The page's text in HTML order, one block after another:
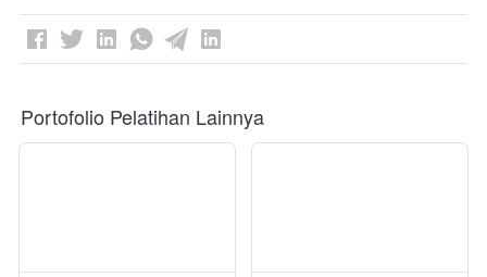
Portofolio Pelatihan Lainnya